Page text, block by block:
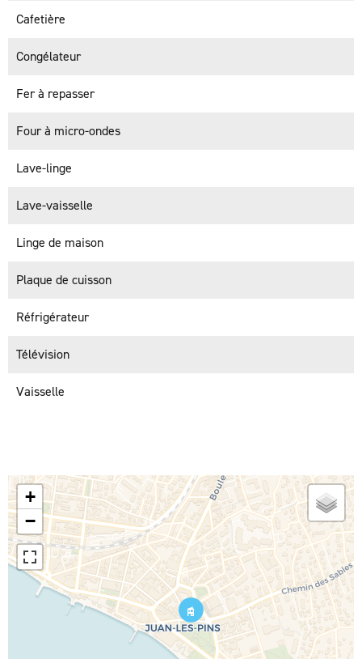
Cafetière
Congélateur
Fer à repasser
Four à micro-ondes
Lave-linge
Lave-vaisselle
Linge de maison
Plaque de cuisson
Réfrigérateur
Télévision
Vaisselle
+
−